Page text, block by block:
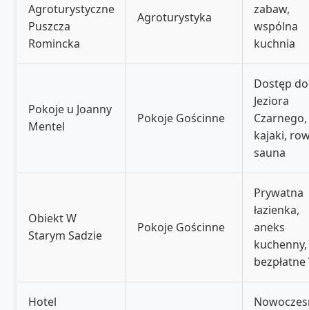
Agroturystyczne
Puszcza
Romincka
Agroturystyka
zabaw,
wspólna
kuchnia
Pokoje u Joanny
Mentel
Pokoje Gościnne
Dostęp do
Jeziora
Czarnego,
kajaki,
sauna
Obiekt W
Starym Sadzie
Pokoje Gościnne
Prywatna
łazienka,
aneks
kuchenny,
bezpłatne
Hotel